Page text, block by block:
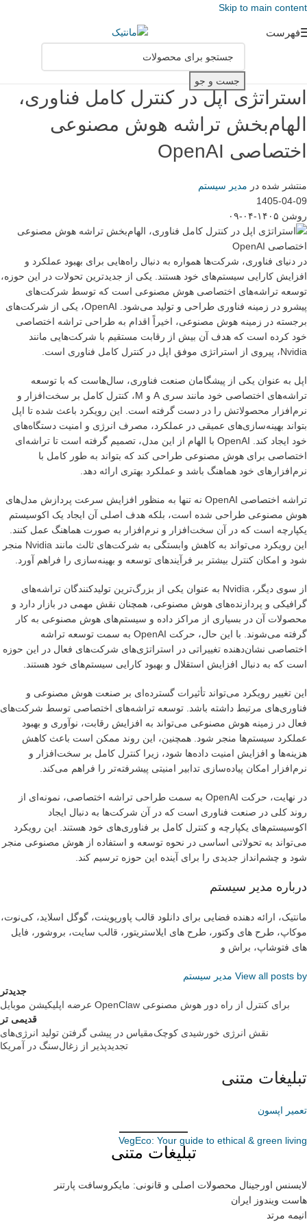
Skip to main content
فهرست
جست و جو
استراتژی اپل در کنترل کامل فناوری،
الهام‌بخش تراشه هوش مصنوعی
اختصاصی OpenAI
منتشر شده در مدیر سیستم
1405-04-09
روشن ۱۴۰۵-۰۴-۰۹
در دنیای فناوری، شرکت‌ها همواره به دنبال راه‌هایی برای بهبود عملکرد و
افزایش کارایی سیستم‌های خود هستند. یکی از جدیدترین تحولات در این حوزه،
توسعه تراشه‌های اختصاصی هوش مصنوعی است که توسط شرکت‌های
پیشرو در زمینه فناوری طراحی و تولید می‌شود. OpenAI، یکی از شرکت‌های
برجسته در زمینه هوش مصنوعی، اخیراً اقدام به طراحی تراشه اختصاصی
خود کرده است که هدف آن بیش از رقابت مستقیم با شرکت‌هایی مانند
Nvidia، پیروی از استراتژی موفق اپل در کنترل کامل فناوری است.
اپل به عنوان یکی از پیشگامان صنعت فناوری، سال‌هاست که با توسعه
تراشه‌های اختصاصی خود مانند سری A و M، کنترل کامل بر سخت‌افزار و
نرم‌افزار محصولاتش را در دست گرفته است. این رویکرد باعث شده تا اپل
بتواند بهینه‌سازی‌های عمیقی در عملکرد، مصرف انرژی و امنیت دستگاه‌های
خود ایجاد کند. OpenAI با الهام از این مدل، تصمیم گرفته است تا تراشه‌ای
اختصاصی برای هوش مصنوعی طراحی کند که بتواند به طور کامل با
نرم‌افزارهای خود هماهنگ باشد و عملکرد بهتری ارائه دهد.
تراشه اختصاصی OpenAI نه تنها به منظور افزایش سرعت پردازش مدل‌های
هوش مصنوعی طراحی شده است، بلکه هدف اصلی آن ایجاد یک اکوسیستم
یکپارچه است که در آن سخت‌افزار و نرم‌افزار به صورت هماهنگ عمل کنند.
این رویکرد می‌تواند به کاهش وابستگی به شرکت‌های ثالث مانند Nvidia منجر
شود و امکان کنترل بیشتر بر فرآیندهای توسعه و بهینه‌سازی را فراهم آورد.
از سوی دیگر، Nvidia به عنوان یکی از بزرگ‌ترین تولیدکنندگان تراشه‌های
گرافیکی و پردازنده‌های هوش مصنوعی، همچنان نقش مهمی در بازار دارد و
محصولات آن در بسیاری از مراکز داده و سیستم‌های هوش مصنوعی به کار
گرفته می‌شوند. با این حال، حرکت OpenAI به سمت توسعه تراشه
اختصاصی نشان‌دهنده تغییراتی در استراتژی‌های شرکت‌های فعال در این حوزه
است که به دنبال افزایش استقلال و بهبود کارایی سیستم‌های خود هستند.
این تغییر رویکرد می‌تواند تأثیرات گسترده‌ای بر صنعت هوش مصنوعی و
فناوری‌های مرتبط داشته باشد. توسعه تراشه‌های اختصاصی توسط شرکت‌های
فعال در زمینه هوش مصنوعی می‌تواند به افزایش رقابت، نوآوری و بهبود
عملکرد سیستم‌ها منجر شود. همچنین، این روند ممکن است باعث کاهش
هزینه‌ها و افزایش امنیت داده‌ها شود، زیرا کنترل کامل بر سخت‌افزار و
نرم‌افزار امکان پیاده‌سازی تدابیر امنیتی پیشرفته‌تر را فراهم می‌کند.
در نهایت، حرکت OpenAI به سمت طراحی تراشه اختصاصی، نمونه‌ای از
روند کلی در صنعت فناوری است که در آن شرکت‌ها به دنبال ایجاد
اکوسیستم‌های یکپارچه و کنترل کامل بر فناوری‌های خود هستند. این رویکرد
می‌تواند به تحولاتی اساسی در نحوه توسعه و استفاده از هوش مصنوعی منجر
شود و چشم‌انداز جدیدی را برای آینده این حوزه ترسیم کند.
درباره مدیر سیستم
مانتیک، ارائه دهنده فضایی برای دانلود قالب پاورپوینت، گوگل اسلاید، کی‌نوت،
موکاپ، طرح های وکتور، طرح های ایلاستریتور، قالب سایت، بروشور، فایل
های فتوشاپ، براش و
View all posts by مدیر سیستم
جدیدتر
عرضه اپلیکیشن موبایل OpenClaw برای کنترل از راه دور هوش مصنوعی
قدیمی تر
نقش انرژی خورشیدی کوچک‌مقیاس در پیشی گرفتن تولید انرژی‌های
تجدیدپذیر از زغال‌سنگ در آمریکا
تبلیغات متنی
تعمیر اپسون
VegEco: Your guide to ethical & green living
تبلیغات متنی
لایسنس اورجینال محصولات اصلی و قانونی: مایکروسافت پارتنر
هاست ویندوز ایران
انیمه مرتد